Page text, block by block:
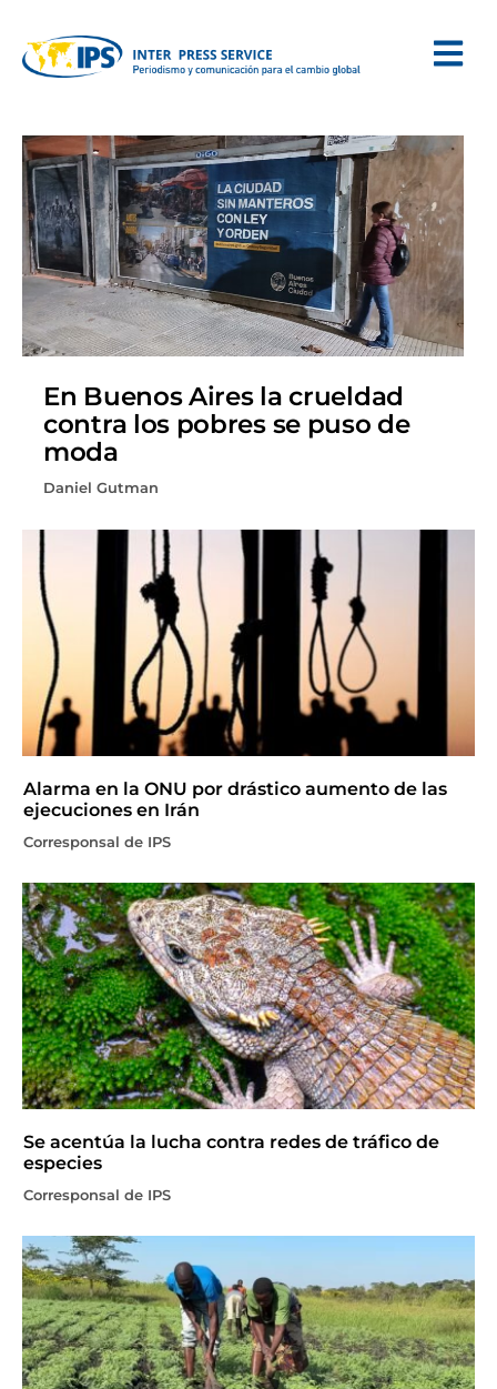
En Buenos Aires la crueldad
contra los pobres se puso de
moda
Daniel Gutman
Alarma en la ONU por drástico aumento de las
ejecuciones en Irán
Corresponsal de IPS
Se acentúa la lucha contra redes de tráfico de
especies
Corresponsal de IPS